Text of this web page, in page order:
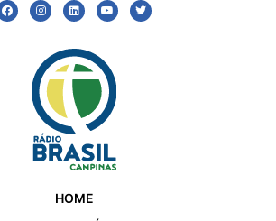
HOME